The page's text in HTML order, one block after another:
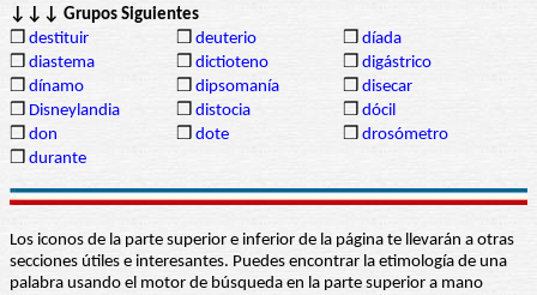
↓↓↓ Grupos Siguientes
❒ destituir ❒ deuterio ❒ díada
❒ diastema ❒ dictioteno ❒ digástrico
❒ dínamo ❒ dipsomanía ❒ disecar
❒ Disneylandia ❒ distocia ❒ dócil
❒ don ❒ dote ❒ drosómetro
❒ durante
Los iconos de la parte superior e inferior de la página te llevarán a otras
secciones útiles e interesantes. Puedes encontrar la etimología de una
palabra usando el motor de búsqueda en la parte superior a mano